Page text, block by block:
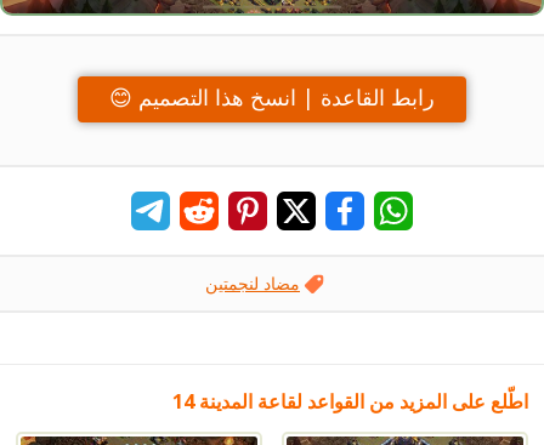
رابط القاعدة | انسخ هذا التصميم 😊
مضاد لنجمتين
اطّلع على المزيد من القواعد لقاعة المدينة 14